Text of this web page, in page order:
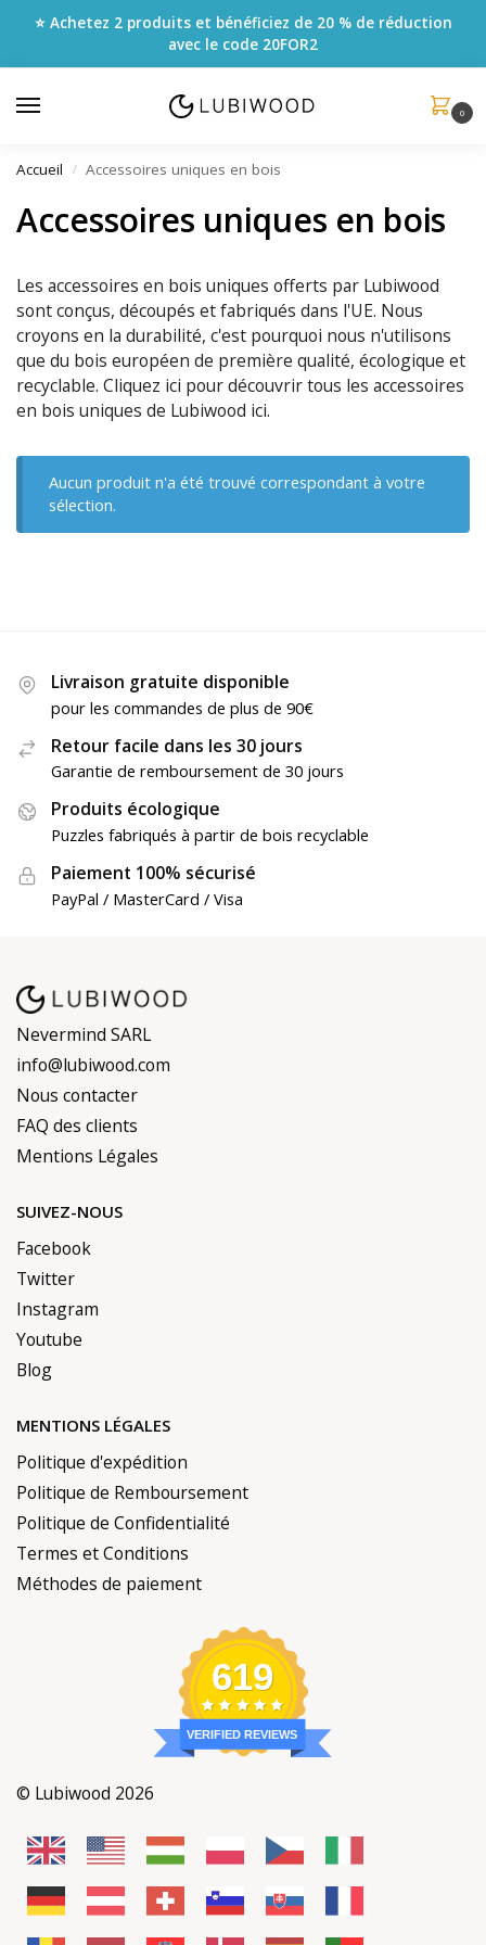
⭐ Achetez 2 produits et bénéficiez de 20 % de réduction
avec le code 20FOR2
0
Accueil / Accessoires uniques en bois
Accessoires uniques en bois
Les accessoires en bois uniques offerts par Lubiwood
sont conçus, découpés et fabriqués dans l'UE. Nous
croyons en la durabilité, c'est pourquoi nous n'utilisons
que du bois européen de première qualité, écologique et
recyclable. Cliquez ici pour découvrir tous les accessoires
en bois uniques de Lubiwood ici.
Aucun produit n'a été trouvé correspondant à votre
sélection.
Livraison gratuite disponible
pour les commandes de plus de 90€
Retour facile dans les 30 jours
Garantie de remboursement de 30 jours
Produits écologique
Puzzles fabriqués à partir de bois recyclable
Paiement 100% sécurisé
PayPal / MasterCard / Visa
Nevermind SARL
info@lubiwood.com
Nous contacter
FAQ des clients
Mentions Légales
SUIVEZ-NOUS
Facebook
Twitter
Instagram
Youtube
Blog
MENTIONS LÉGALES
Politique d'expédition
Politique de Remboursement
Politique de Confidentialité
Termes et Conditions
Méthodes de paiement
619
VERIFIED REVIEWS
© Lubiwood 2026